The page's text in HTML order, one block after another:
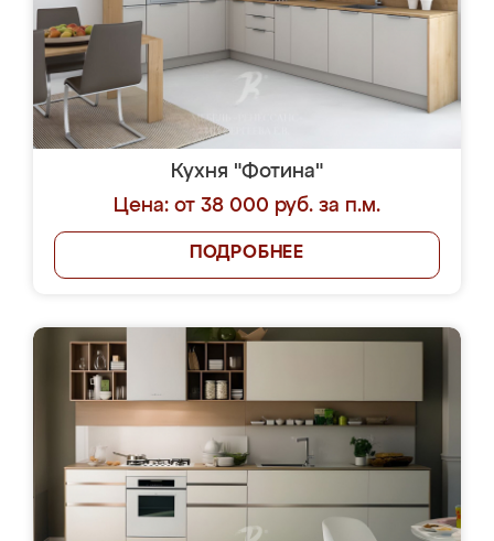
Кухня "Фотина"
Цена: от 38 000 руб. за п.м.
ПОДРОБНЕЕ